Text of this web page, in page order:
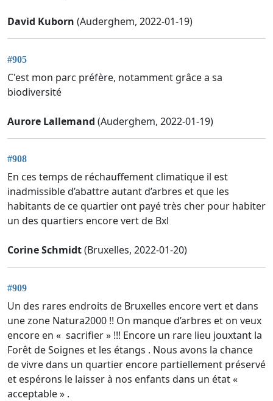
David Kuborn (Auderghem, 2022-01-19)
#905
C'est mon parc préfère, notamment grâce a sa
biodiversité
Aurore Lallemand (Auderghem, 2022-01-19)
#908
En ces temps de réchauffement climatique il est
inadmissible d’abattre autant d’arbres et que les
habitants de ce quartier ont payé très cher pour habiter
un des quartiers encore vert de Bxl
Corine Schmidt(Bruxelles, 2022-01-20)
#909
Un des rares endroits de Bruxelles encore vert et dans
une zone Natura2000 !! On manque d’arbres et on veux
encore en « sacrifier » !!! Encore un rare lieu jouxtant la
Forêt de Soignes et les étangs . Nous avons la chance
de vivre dans un quartier encore partiellement préservé
et espérons le laisser à nos enfants dans un état «
acceptable » .